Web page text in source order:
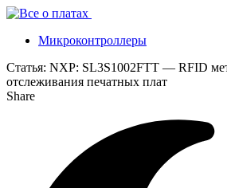
Микроконтроллеры
Статья: NXP: SL3S1002FTT — RFID
отслеживания печатных плат
Share